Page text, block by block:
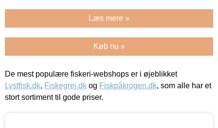
Læs mere »
Køb nu »
De mest populære fiskeri-webshops er i øjeblikket
Lystfisk.dk, Fiskegrej.dk og Fiskpåkrogen.dk, som alle har et
stort sortiment til gode priser.